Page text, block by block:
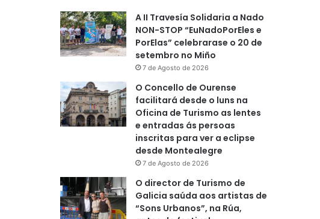
A II Travesía Solidaria a Nado
NON-STOP “EuNadoPorEles e
PorElas” celebrarase o 20 de
setembro no Miño
7 de Agosto de 2026
O Concello de Ourense
facilitará desde o luns na
Oficina de Turismo as lentes
e entradas ás persoas
inscritas para ver a eclipse
desde Montealegre
7 de Agosto de 2026
O director de Turismo de
Galicia saúda aos artistas de
“Sons Urbanos”, na Rúa,